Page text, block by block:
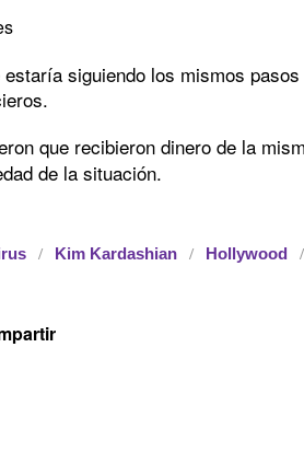
siguiendo los mismos
que recibieron dinero de la
de la situación.
Kim Kardashian Hollywood